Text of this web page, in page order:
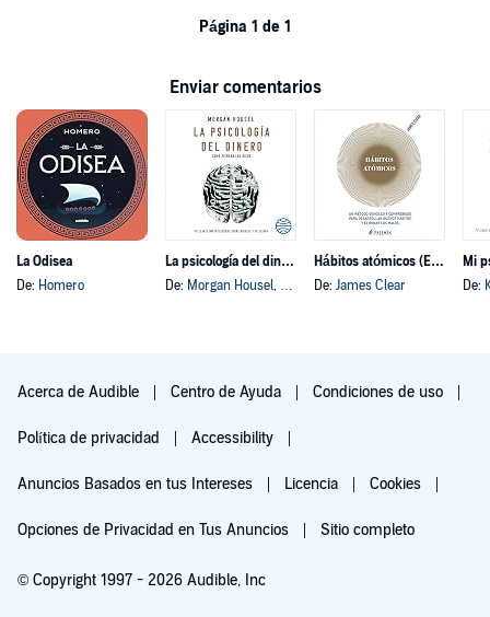
Página 1 de 1
Enviar comentarios
La Odisea
De: Homero
La psicología del dinero
De: Morgan Housel, y otros
Hábitos atómicos (Español neutro)
De: James Clear
Mi
De:
Acerca de Audible Centro de Ayuda Condiciones de uso
Política de privacidad Accessibility
Anuncios Basados en tus Intereses Licencia Cookies
Opciones de Privacidad en Tus Anuncios Sitio completo
© Copyright 1997 - 2026 Audible, Inc